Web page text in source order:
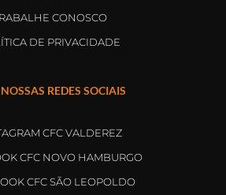
CONOSCO
DE PRIVACIDADE
REDES SOCIAIS
CFC VALDEREZ
CFC NOVO HAMBURGO
CFC SÃO LEOPOLDO